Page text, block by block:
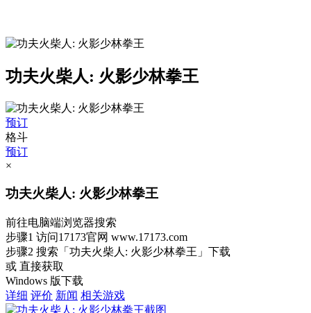
功夫火柴人: 火影少林拳王
预订
格斗
预订
×
功夫火柴人: 火影少林拳王
前往电脑端浏览器搜索
步骤1 访问17173官网 www.17173.com
步骤2 搜索 「功夫火柴人: 火影少林拳王」 下载
或 直接获取
Windows 版下载
详细 评价 新闻 相关游戏